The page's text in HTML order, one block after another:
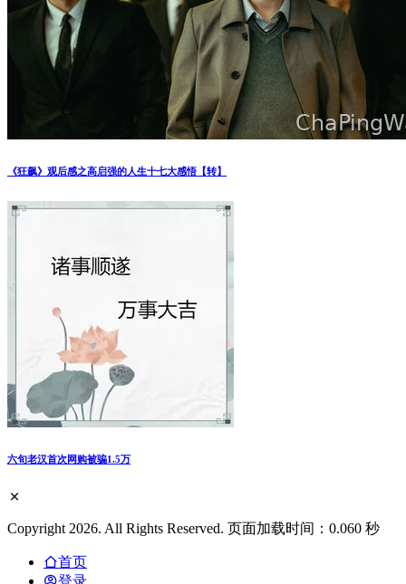
《狂飙》观后感之高启强的人生十七大感悟【转】
六旬老汉首次网购被骗1.5万
Copyright 2026. All Rights Reserved. 页面加载时间：0.060 秒
首页
登录